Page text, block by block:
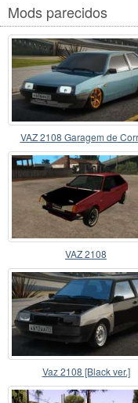
Mods parecidos
VAZ 2108 Garagem de
VAZ 2108
Vaz 2108 [Black ver.]